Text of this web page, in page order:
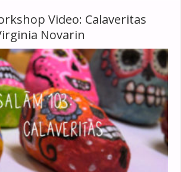
Video: Calaveritas
Novarin